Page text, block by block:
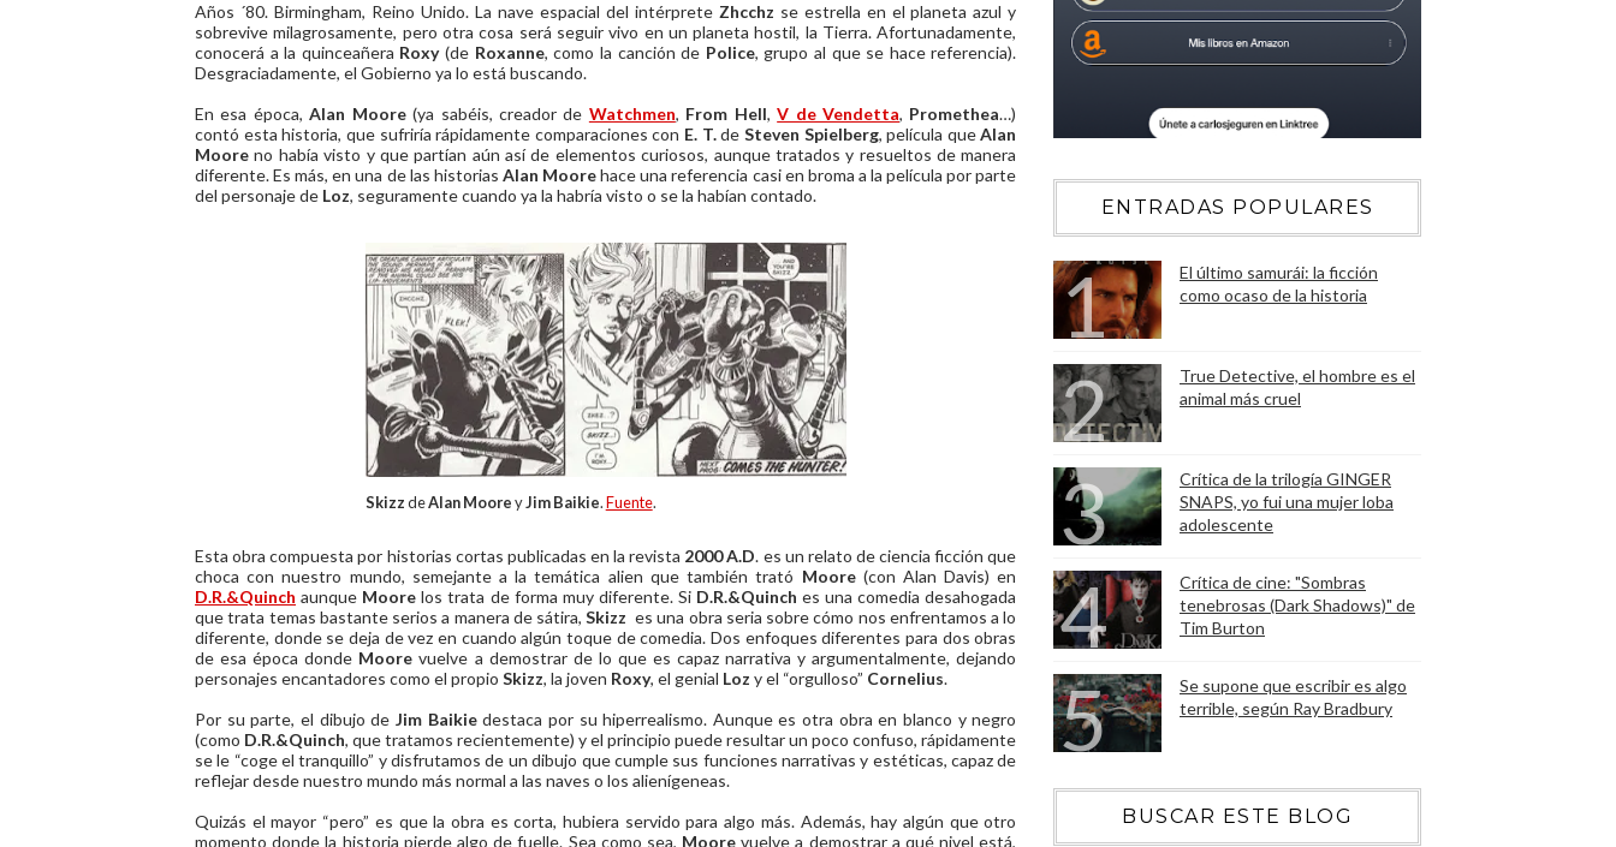
Años ´80. Birmingham, Reino Unido. La nave espacial del intérprete Zhcchz se estrella en el planeta azul y
sobrevive milagrosamente, pero otra cosa será seguir vivo en un planeta hostil, la Tierra. Afortunadamente,
conocerá a la quinceañera Roxy(de Roxanne, como la canción de Police, grupo al que se hace referencia).
Desgraciadamente, el Gobierno ya lo está buscando.
En esa época,Alan Moore(ya sabéis, creador de Watchmen, From Hell,V de Vendetta, Promethea…)
contó esta historia, que sufriría rápidamente comparaciones con E. T.de Steven Spielberg, película queAlan
Moore no había visto y que partían aún así de elementos curiosos, aunque tratados y resueltos de manera
diferente. Es más, en una de las historias Alan Moorehace una referencia casi en broma a la película por parte
del personaje de Loz, seguramente cuando ya la habría visto o se la habían contado.
SkizzdeAlan MooreyJim Baikie.Fuente.
Esta obra compuesta por historias cortas publicadas en la revista 2000 A.D. es un relato de ciencia ficción que
choca con nuestro mundo, semejante a la temática alien que también trató Moore(con Alan Davis) en
D.R.&Quinch aunque Moore los trata de forma muy diferente. Si D.R.&Quinch es una comedia desahogada
que trata temas bastante serios a manera de sátira,Skizz es una obra seria sobre cómo nos enfrentamos a lo
diferente, donde se deja de vez en cuando algún toque de comedia. Dos enfoques diferentes para dos obras
de esa época donde Moore vuelve a demostrar de lo que es capaz narrativa y argumentalmente, dejando
personajes encantadores como el propio Skizz, la joven Roxy, el genial Loz y el “orgulloso” Cornelius.
Por su parte, el dibujo de Jim Baikiedestaca por su hiperrealismo. Aunque es otra obra en blanco y negro
(como D.R.&Quinch, que tratamos recientemente) y el principio puede resultar un poco confuso, rápidamente
se le “coge el tranquillo” y disfrutamos de un dibujo que cumple sus funciones narrativas y estéticas, capaz de
reflejar desde nuestro mundo más normal a las naves o los alienígeneas.
Quizás el mayor “pero” es que la obra es corta, hubiera servido para algo más. Además, hay algún que otro
momento donde la historia pierde algo de fuelle. Sea como sea, Moore vuelve a demostrar a qué nivel está,
ENTRADAS POPULARES
El último samurái: la ficción
como ocaso de la historia
True Detective, el hombre es el
animal más cruel
Crítica de la trilogía GINGER
SNAPS, yo fui una mujer loba
adolescente
Crítica de cine: "Sombras
tenebrosas (Dark Shadows)" de
Tim Burton
Se supone que escribir es algo
terrible, según Ray Bradbury
BUSCAR ESTE BLOG